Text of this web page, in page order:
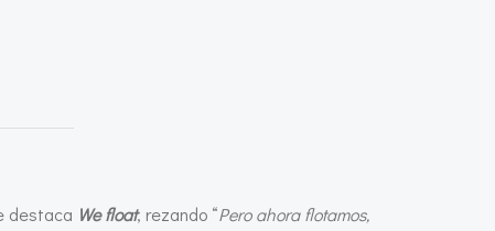
destaca We float, rezando “Pero ahora flotamos,